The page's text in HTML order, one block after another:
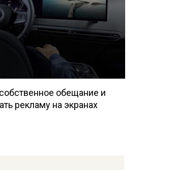
обещание и
рекламу на экранах